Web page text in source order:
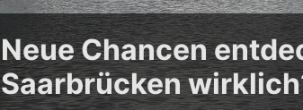
Neue Chancen
Saarbrücken